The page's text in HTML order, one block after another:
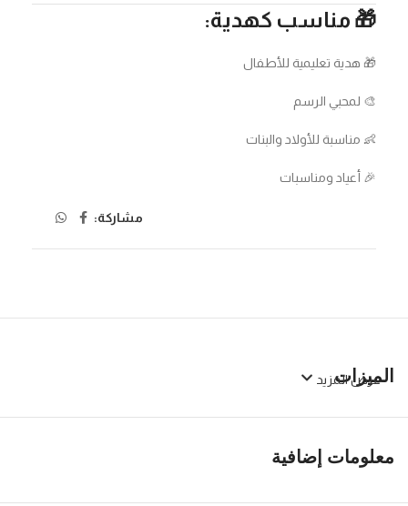
🎁 مناسب كهدية:
🎁 هدية تعليمية للأطفال
🎨 لمحبي الرسم
👶 مناسبة للأولاد والبنات
🎉 أعياد ومناسبات
مشاركة:
الميزات
عرض المزيد
معلومات إضافية